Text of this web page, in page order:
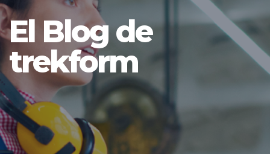
El Blog de
trekform